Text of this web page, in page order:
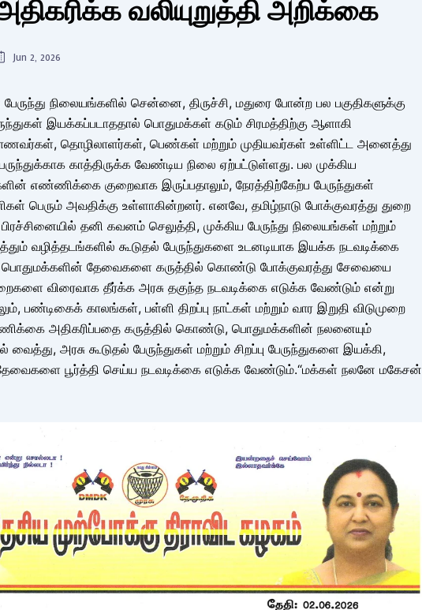
வலியுறுத்தி அறிக்கை
Jun 2, 2026
பேருந்து நிலையங்களில் சென்னை, திருச்சி, மதுரை போன்ற பல பகுதிகளுக்கு
இயக்கப்படாததால் பொதுமக்கள் கடும் சிரமத்திற்கு ஆளாகி
மாணவர்கள், தொழிலாளர்கள், பெண்கள் மற்றும் முதியவர்கள் உள்ளிட்ட அனைத்து
காத்திருக்க வேண்டிய நிலை ஏற்பட்டுள்ளது. பல முக்கிய
எண்ணிக்கை குறைவாக இருப்பதாலும், நேரத்திற்கேற்ப பேருந்துகள்
பெரும் அவதிக்கு உள்ளாகின்றனர். எனவே, தமிழ்நாடு போக்குவரத்து துறை
தனி கவனம் செலுத்தி, முக்கிய பேருந்து நிலையங்கள் மற்றும்
வழித்தடங்களில் கூடுதல் பேருந்துகளை உடனடியாக இயக்க நடவடிக்கை
பொதுமக்களின் தேவைகளை கருத்தில் கொண்டு போக்குவரத்து சேவையை
விரைவாக தீர்க்க அரசு தகுந்த நடவடிக்கை எடுக்க வேண்டும் என்று
பண்டிகைக் காலங்கள், பள்ளி திறப்பு நாட்கள் மற்றும் வார இறுதி விடுமுறை
அதிகரிப்பதை கருத்தில் கொண்டு, பொதுமக்களின் நலனையும்
அரசு கூடுதல் பேருந்துகள் மற்றும் சிறப்பு பேருந்துகளை இயக்கி,
பூர்த்தி செய்ய நடவடிக்கை எடுக்க வேண்டும்.“மக்கள் நலனே மகேசன்